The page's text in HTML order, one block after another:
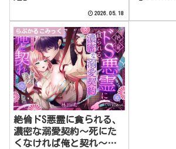
2026.05.18
らぶかるこみっく
絶倫ドS悪霊に貪られる、
濃密な溺愛契約〜死にた
くなければ俺と契れ〜